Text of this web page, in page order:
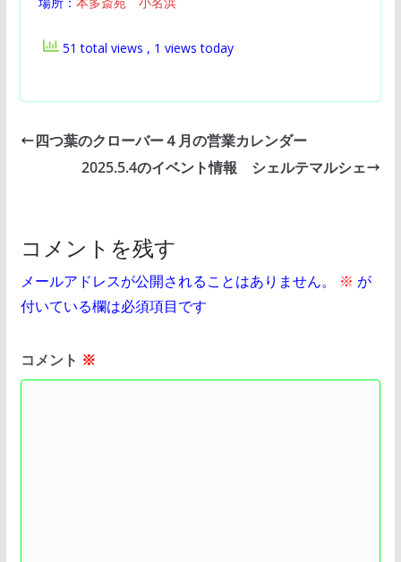
51 total views , 1 views today
四つ葉のクローバー４月の営業カレンダー
2025.5.4のイベント情報 シェルテマルシェ
コメントを残す
メールアドレスが公開されることはありません。 ※ が
付いている欄は必須項目です
コメント ※